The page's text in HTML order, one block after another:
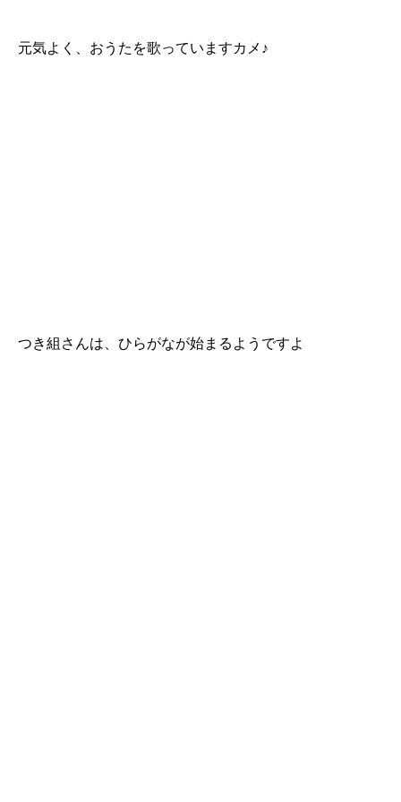
元気よく、おうたを歌っていますカメ♪
つき組さんは、ひらがなが始まるようですよ